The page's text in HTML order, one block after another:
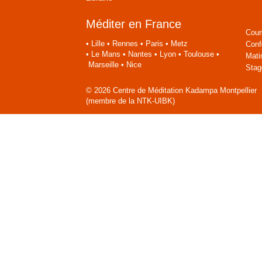
Méditer en France
• Lille• Rennes • Paris • Metz
• Le Mans • Nantes • Lyon• Toulouse•
Marseille• Nice
© 2026 Centre de Méditation Kadampa Montpellier
(membre de la NTK-UIBK)